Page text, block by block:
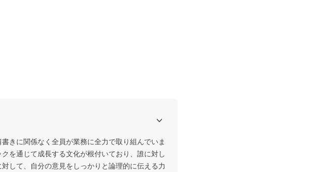
きに関係なく全員が業務に全力で取り組んでいま
を通じて成長する文化が根付いており、誰に対し
して、自分の意見をしっかりと論理的に伝える力